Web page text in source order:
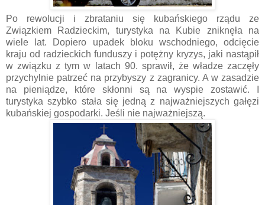
Po rewolucji i zbrataniu się kubańskiego rządu ze
Związkiem Radzieckim, turystyka na Kubie zniknęła na
wiele lat. Dopiero upadek bloku wschodniego, odcięcie
kraju od radzieckich funduszy i potężny kryzys, jaki nastąpił
w związku z tym w latach 90. sprawił, że władze zaczęły
przychylnie patrzeć na przybyszy z zagranicy. A w zasadzie
na pieniądze, które skłonni są na wyspie zostawić. I
turystyka szybko stała się jedną z najważniejszych gałęzi
kubańskiej gospodarki. Jeśli nie najważniejszą.